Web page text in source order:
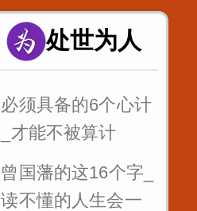
不起谁
犹太人做生意的三
句名言_教会你做生
意
最狠的五句话让你
瞬间成长
处世为人
必须具备的6个心计
_才能不被算计
曾国藩的这16个字_
读不懂的人生会一